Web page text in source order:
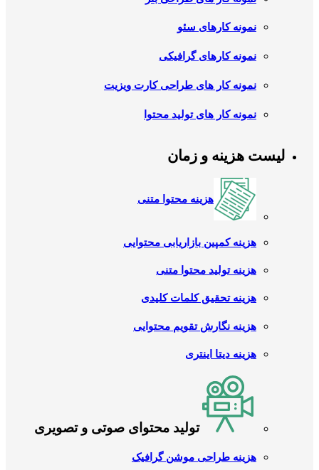
نمونه کارهای سئو
نمونه کارهای گرافیکی
نمونه کار های طراحی کارت ویزیت
نمونه کار های تولید محتوا
لیست هزینه و زمان
هزینه محتوا متنی
هزینه کمپین بازاریابی محتوایی
هزینه تولید محتوا متنی
هزینه تحقیق کلمات کلیدی
هزینه نگارش تقویم محتوایی
هزینه دیتا اینتری
تولید محتوای صوتی و تصویری
هزینه طراحی موشن گرافیک